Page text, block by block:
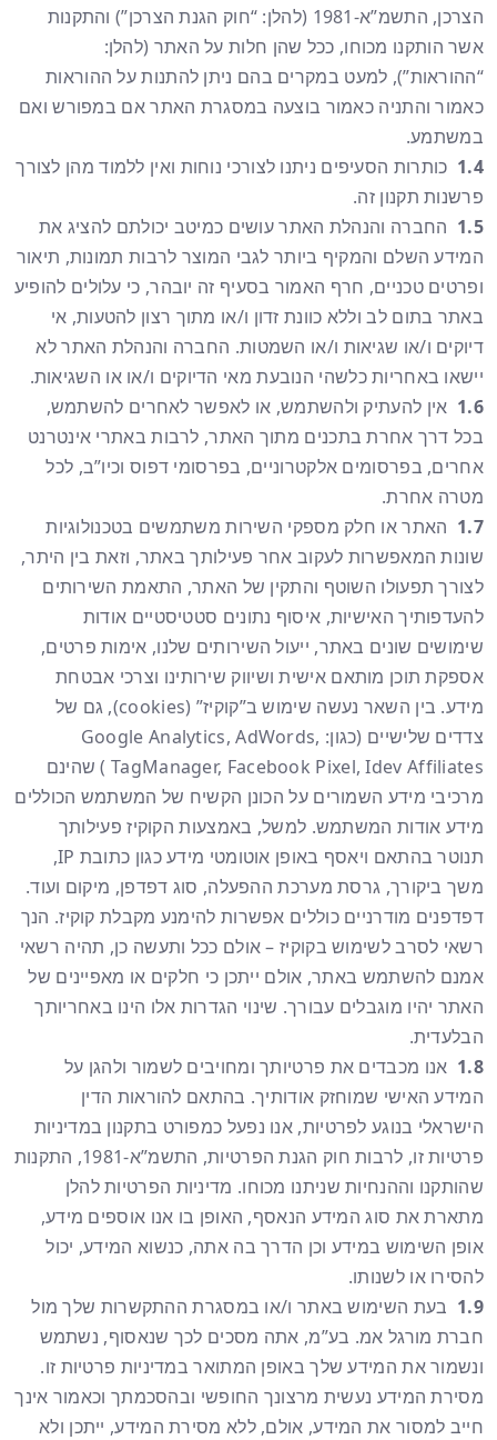
הצרכן, התשמ”א-1981 (להלן: “חוק הגנת הצרכן”) והתקנות
אשר הותקנו מכוחו, ככל שהן חלות על האתר (להלן:
“ההוראות”), למעט במקרים בהם ניתן להתנות על ההוראות
כאמור והתניה כאמור בוצעה במסגרת האתר אם במפורש ואם
במשתמע.
1.4כותרות הסעיפים ניתנו לצורכי נוחות ואין ללמוד מהן לצורך
פרשנות תקנון זה.
1.5החברה והנהלת האתר עושים כמיטב יכולתם להציג את
המידע השלם והמקיף ביותר לגבי המוצר לרבות תמונות, תיאור
ופרטים טכניים, חרף האמור בסעיף זה יובהר, כי עלולים להופיע
באתר בתום לב וללא כוונת זדון ו/או מתוך רצון להטעות, אי
דיוקים ו/או שגיאות ו/או השמטות. החברה והנהלת האתר לא
יישאו באחריות כלשהי הנובעת מאי הדיוקים ו/או או השגיאות.
1.6אין להעתיק ולהשתמש, או לאפשר לאחרים להשתמש,
בכל דרך אחרת בתכנים מתוך האתר, לרבות באתרי אינטרנט
אחרים, בפרסומים אלקטרוניים, בפרסומי דפוס וכיו”ב, לכל
מטרה אחרת.
1.7האתר או חלק מספקי השירות משתמשים בטכנולוגיות
שונות המאפשרות לעקוב אחר פעילותך באתר, וזאת בין היתר,
לצורך תפעולו השוטף והתקין של האתר, התאמת השירותים
להעדפותיך האישיות, איסוף נתונים סטטיסטיים אודות
שימושים שונים באתר, ייעול השירותים שלנו, אימות פרטים,
אספקת תוכן מותאם אישית ושיווק שירותינו וצרכי אבטחת
מידע. בין השאר נעשה שימוש ב”קוקיז” (cookies), גם של
צדדים שלישיים (כגון: Google Analytics, AdWords,
TagManager, Facebook Pixel, Idev Affiliates ) שהינם
מרכיבי מידע השמורים על הכונן הקשיח של המשתמש הכוללים
מידע אודות המשתמש. למשל, באמצעות הקוקיז פעילותך
תנוטר בהתאם ויאסף באופן אוטומטי מידע כגון כתובת IP,
משך ביקורך, גרסת מערכת ההפעלה, סוג דפדפן, מיקום ועוד.
דפדפנים מודרניים כוללים אפשרות להימנע מקבלת קוקיז. הנך
רשאי לסרב לשימוש בקוקיז – אולם ככל ותעשה כן, תהיה רשאי
אמנם להשתמש באתר, אולם ייתכן כי חלקים או מאפיינים של
האתר יהיו מוגבלים עבורך. שינוי הגדרות אלו הינו באחריותך
הבלעדית.
1.8אנו מכבדים את פרטיותך ומחויבים לשמור ולהגן על
המידע האישי שמוחזק אודותיך. בהתאם להוראות הדין
הישראלי בנוגע לפרטיות, אנו נפעל כמפורט בתקנון במדיניות
פרטיות זו, לרבות חוק הגנת הפרטיות, התשמ”א-1981, התקנות
שהותקנו וההנחיות שניתנו מכוחו. מדיניות הפרטיות להלן
מתארת את סוג המידע הנאסף, האופן בו אנו אוספים מידע,
אופן השימוש במידע וכן הדרך בה אתה, כנשוא המידע, יכול
להסירו או לשנותו.
1.9בעת השימוש באתר ו/או במסגרת ההתקשרות שלך מול
חברת מורגל אמ. בע”מ, אתה מסכים לכך שנאסוף, נשתמש
ונשמור את המידע שלך באופן המתואר במדיניות פרטיות זו.
מסירת המידע נעשית מרצונך החופשי ובהסכמתך וכאמור אינך
חייב למסור את המידע, אולם, ללא מסירת המידע, ייתכן ולא